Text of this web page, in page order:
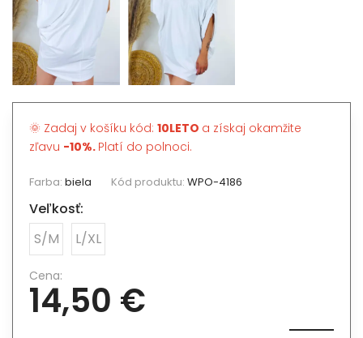
🌞 Zadaj v košíku kód: 10LETO a získaj okamžite
zľavu -10%. Platí do polnoci.
Farba: biela Kód produktu: WPO-4186
Veľkosť:
S/M
L/XL
Cena:
14,50 €